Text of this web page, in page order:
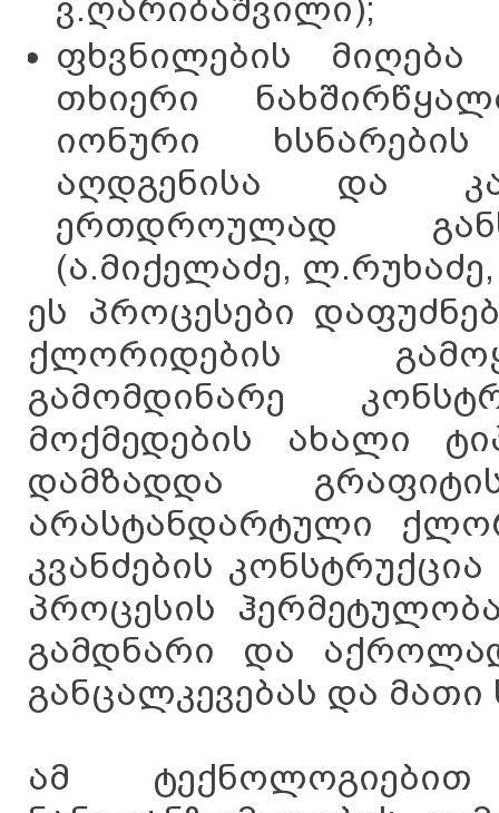
ვ.ღარიბაშვილი);
ფხვნილების
თხიერი
იონური
აღდგენისა და
ერთდროულად
(ა.მიქელაძე,
ეს პროცესები
ქლორიდების
გამომდინარე
მოქმედების ახალი
დამზადდა
არასტანდარტული
კვანძების
პროცესის
გამდნარი და
განცალკევებას და
ამ